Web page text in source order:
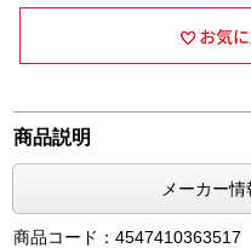
商品説明
メーカー
商品コード：4547410363517